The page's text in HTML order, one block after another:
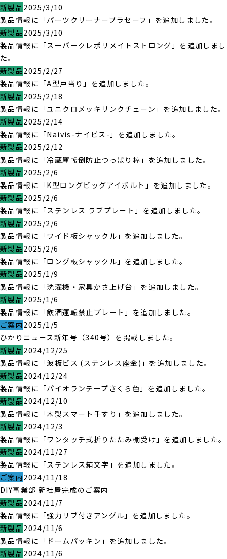
新製品2025/3/10
製品情報に「パーツクリーナープラセーフ」を追加しました。
新製品2025/3/10
製品情報に「スーパークレポリメイトストロング」を追加しまし
た。
新製品2025/2/27
製品情報に「A型戸当り」を追加しました。
新製品2025/2/18
製品情報に「ユニクロメッキリンクチェーン」を追加しました。
新製品2025/2/14
製品情報に「Naivis-ナイビス-」を追加しました。
新製品2025/2/12
製品情報に「冷蔵庫転倒防止つっぱり棒」を追加しました。
新製品2025/2/6
製品情報に「K型ロングビッグアイボルト」を追加しました。
新製品2025/2/6
製品情報に「ステンレス ラブプレート」を追加しました。
新製品2025/2/6
製品情報に「ワイド板シャックル」を追加しました。
新製品2025/2/6
製品情報に「ロング板シャックル」を追加しました。
新製品2025/1/9
製品情報に「洗濯機・家具かさ上げ台」を追加しました。
新製品2025/1/6
製品情報に「飲酒運転禁止プレート」を追加しました。
ご案内2025/1/5
ひかりニュース新年号（340号）を掲載しました。
新製品2024/12/25
製品情報に「波板ビス (ステンレス座金)」を追加しました。
新製品2024/12/24
製品情報に「パイオランテープさくら色」を追加しました。
新製品2024/12/10
製品情報に「木製スマート手すり」を追加しました。
新製品2024/12/3
製品情報に「ワンタッチ式折りたたみ棚受け」を追加しました。
新製品2024/11/27
製品情報に「ステンレス箱文字」を追加しました。
ご案内2024/11/18
DIY事業部 新社屋完成のご案内
新製品2024/11/7
製品情報に「強力リブ付きアングル」を追加しました。
新製品2024/11/6
製品情報に「ドームパッキン」を追加しました。
新製品2024/11/6